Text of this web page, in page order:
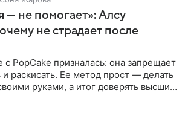
— не помогает»: Алсу
не страдает после
с PopCake призналась: она запрещает
и раскисать. Ее метод прост — делать
руками, а итог доверять высшим